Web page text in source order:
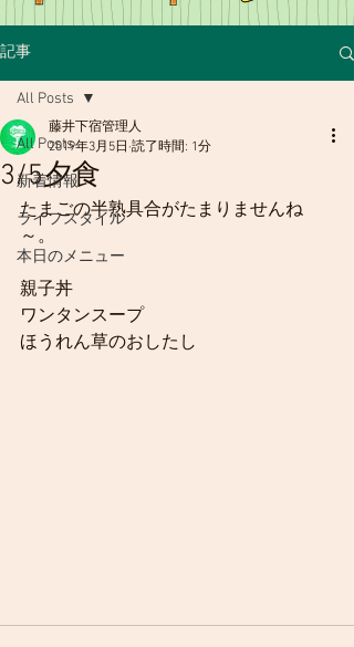
記事
All Posts
新着情報
ライフスタイル
本日のメニュー
All Posts
3/5夕食
藤井下宿管理人
2019年3月5日 読了時間: 1分
たまごの半熟具合がたまりませんね
～。
親子丼
ワンタンスープ
ほうれん草のおしたし